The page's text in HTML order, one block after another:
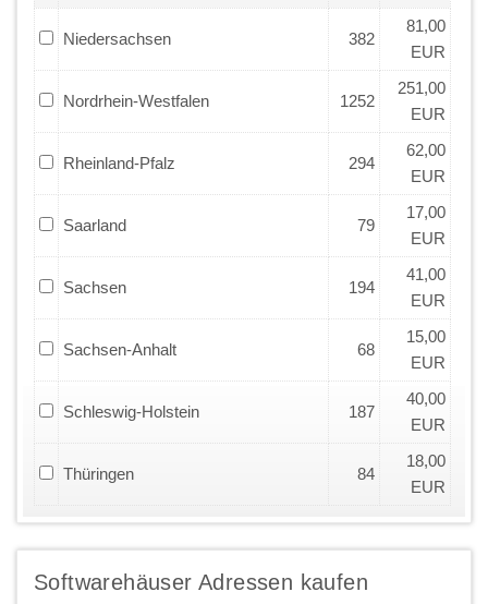
Niedersachsen 382
81,00
EUR
Nordrhein-Westfalen 1252
251,00
EUR
Rheinland-Pfalz 294
62,00
EUR
Saarland 79
17,00
EUR
Sachsen 194
41,00
EUR
Sachsen-Anhalt 68
15,00
EUR
Schleswig-Holstein 187
40,00
EUR
Thüringen 84
18,00
EUR
Softwarehäuser Adressen kaufen